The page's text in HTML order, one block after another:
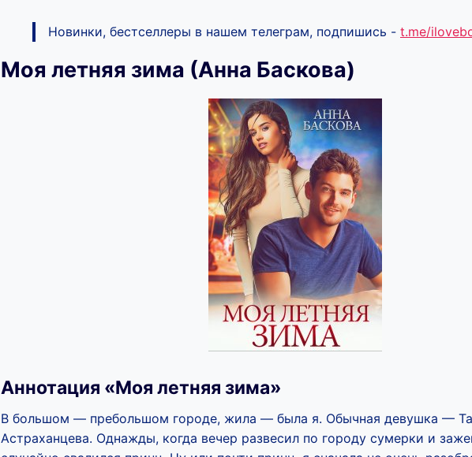
Новинки, бестселлеры в нашем телеграм, подпишись - t.me/
Моя летняя зима (Анна Баскова)
Аннотация «Моя летняя зима»
В большом — пребольшом городе, жила — была я. Обычная девушка —
Астраханцева. Однажды, когда вечер развесил по городу сумерки и